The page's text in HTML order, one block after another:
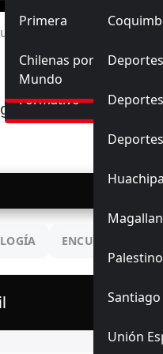
Sub-20
Sub-17
Futbol Nacional
Primera
Ascenso
Formativo
Futbol Internacional
Chilenas por el
Mundo
Palestino
Unión
Ascenso
vs Palestino Juvenil
Juvenil
📅 23/
ENCUENTROS